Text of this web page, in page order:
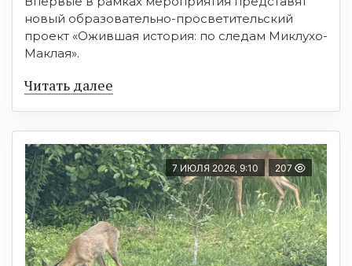
новый образовательно-просветительский
проект «Ожившая история: по следам Миклухо-
Маклая».
Читать далее
7 ИЮЛЯ 2026, 9:10 207